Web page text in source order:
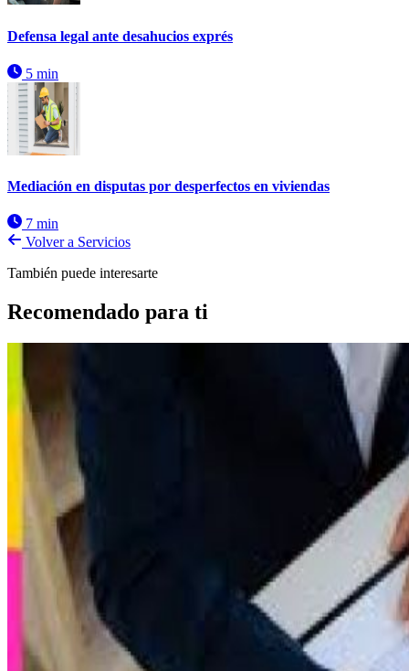
Defensa legal ante desahucios exprés
5 min
Mediación en disputas por desperfectos en viviendas
7 min
Volver a Servicios
También puede interesarte
Recomendado para ti